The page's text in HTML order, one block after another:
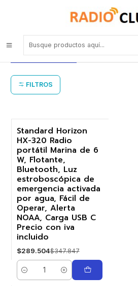
Portátil marino con Sistema de
Portátil marino con
Tipo USB-C
FILTROS
-17%
Standard Horizon
HX-320 Radio
portátil Marina de 6
W, Flotante,
Bluetooth, Luz
estroboscópica de
emergencia activada
por agua, Fácil de
Operar, Alerta
NOAA, Carga USB C
Precio con iva
incluido
$289.504$347.847
Cantidad